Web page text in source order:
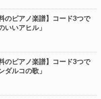
のピアノ楽譜】コード3つで
いいアヒル」
のピアノ楽譜】コード3つで
ダルコの歌」